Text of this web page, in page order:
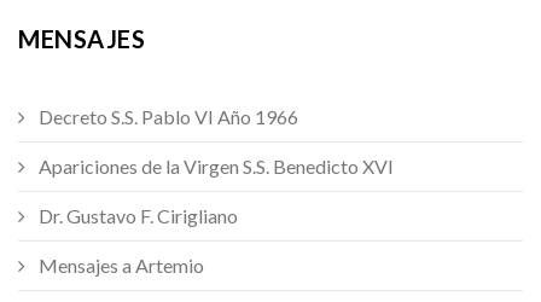
MENSAJES
Decreto S.S. Pablo VI Año 1966
Apariciones de la Virgen S.S. Benedicto XVI
Dr. Gustavo F. Cirigliano
Mensajes a Artemio